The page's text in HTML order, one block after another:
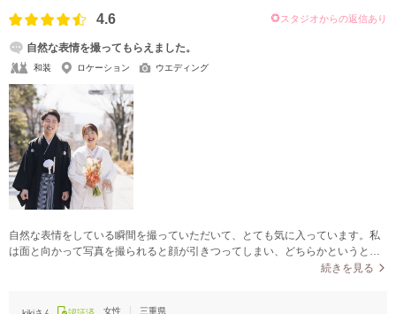
4.6 スタジオからの返信あり
自然な表情を撮ってもらえました。
和装 ロケーション ウエディング
自然な表情をしている瞬間を撮っていただいて、とても気に入っています。私
は面と向かって写真を撮られると顔が引きつってしまい、どちらかというと写
真を撮られるのが苦手です。こんなに素敵に撮ってもらえてすごく嬉しく、デ
続きを見る
女性
三重県